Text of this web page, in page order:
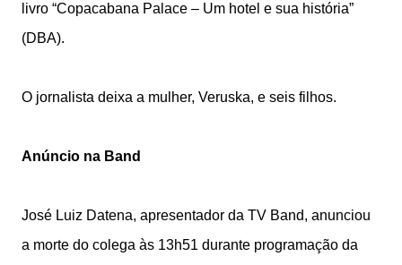
livro “Copacabana Palace – Um hotel e sua história”
(DBA).
O jornalista deixa a mulher, Veruska, e seis filhos.
Anúncio na Band
José Luiz Datena, apresentador da TV Band, anunciou
a morte do colega às 13h51 durante programação da